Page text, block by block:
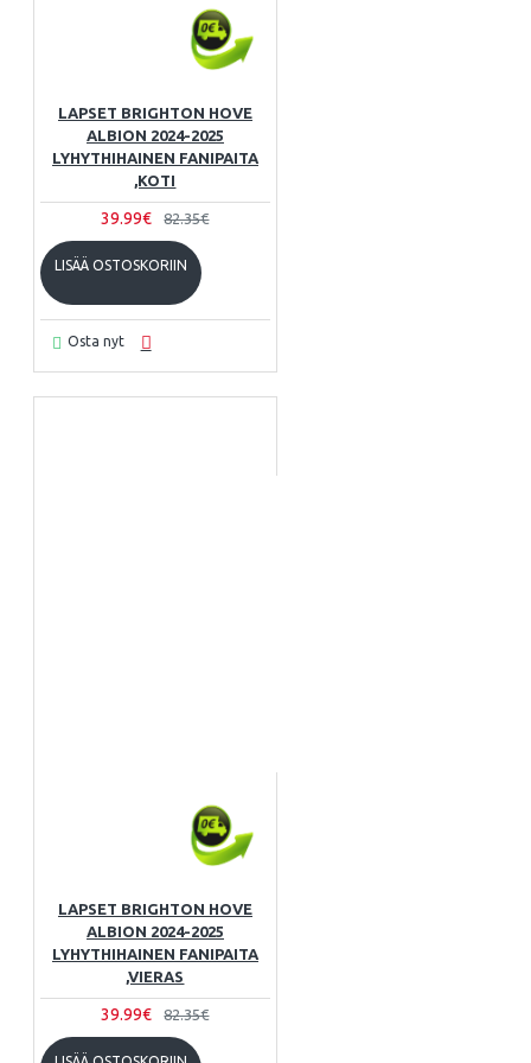
LAPSET BRIGHTON HOVE
ALBION 2024-2025
LYHYTHIHAINEN FANIPAITA
,KOTI
39.99€ 82.35€
LISÄÄ OSTOSKORIIN
Osta nyt
LAPSET BRIGHTON HOVE
ALBION 2024-2025
LYHYTHIHAINEN FANIPAITA
,VIERAS
39.99€ 82.35€